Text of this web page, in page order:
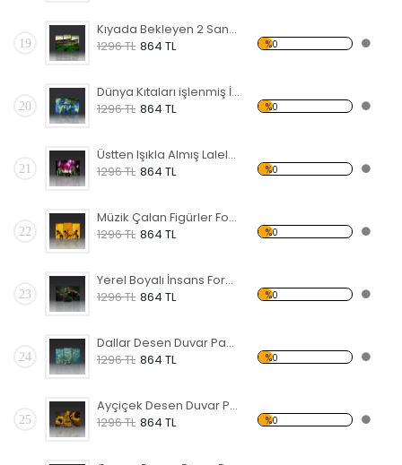
19
Kıyada Bekleyen 2 Sandal Forex Tablo
1296 TL 864 TL %0
20
Dünya Kıtaları işlenmiş İnsan Yüzü Forex Tablo
1296 TL 864 TL %0
21
Üstten Işıkla Almış Laleler Forex Tablo
1296 TL 864 TL %0
22
Müzik Çalan Figürler Forex Tablo
1296 TL 864 TL %0
23
Yerel Boyalı İnsans Forex Tablo
1296 TL 864 TL %0
24
Dallar Desen Duvar Panosu
1296 TL 864 TL %0
25
Ayçiçek Desen Duvar Panosu
1296 TL 864 TL %0